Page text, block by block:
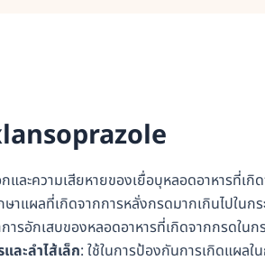
และความเสียหายของเยื่อบุหลอดอาหารที่เกิ
าแผลที่เกิดจากการหลั่งกรดมากเกินไปในกระ
ารอักเสบของหลอดอาหารที่เกิดจากกรดในกร
ละลำไส้เล็ก: ใช้ในการป้องกันการเกิดแผลใ